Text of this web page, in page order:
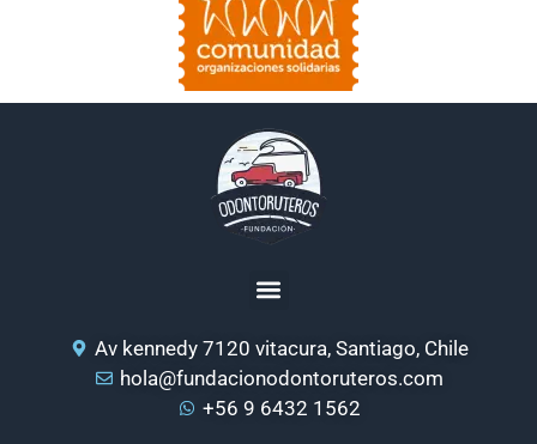
Av kennedy 7120 vitacura, Santiago, Chile
hola@fundacionodontoruteros.com
+56 9 6432 1562